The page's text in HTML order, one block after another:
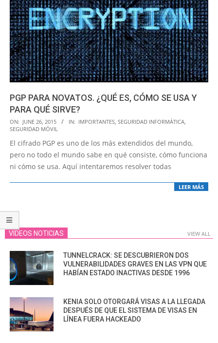
PGP PARA NOVATOS. ¿QUÉ ES, CÓMO SE USA Y
PARA QUÉ SIRVE?
2015-
06-
26
ON: JUNE 26, 2015 IN: IMPORTANTES, SEGURIDAD INFORMÁTICA,
SEGURIDAD MÓVIL
El cifrado PGP es uno de los más extendidos del mundo,
pero no todo el mundo sabe en qué consiste, cómo funciona
ni cómo se usa. Aquí intentaremos resolver todas
LEER MÁS
VIDEOS NOTICIAS VIEW ALL
TUNNELCRACK: SE DESCUBRIERON DOS
VULNERABILIDADES GRAVES EN LAS VPN QUE
HABÍAN ESTADO INACTIVAS DESDE 1996
KENIA SOLO OTORGARÁ VISAS A LA LLEGADA
DESPUÉS DE QUE EL SISTEMA DE VISAS EN
LÍNEA FUERA HACKEADO